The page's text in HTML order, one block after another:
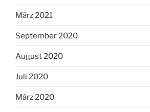
März 2021
September 2020
August 2020
Juli 2020
März 2020